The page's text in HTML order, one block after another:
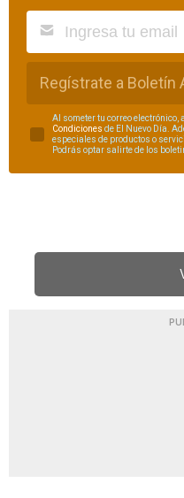
Regístrate a Boletín
Al someter tu correo electrónico,
Condiciones de El Nuevo Día.
especiales de productos o
Podrás optar salirte de los